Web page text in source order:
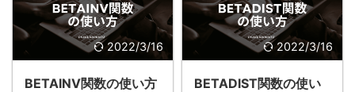
2022/3/16
BETAINV関数の使い方
2022/3/16
BETADIST関数の使い